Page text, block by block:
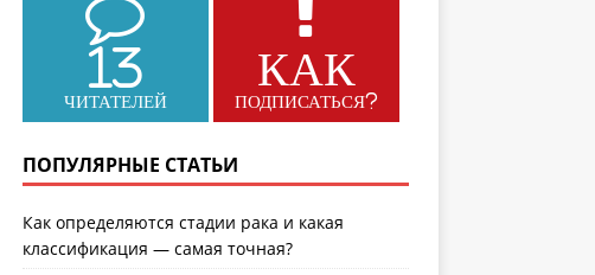
13
ЧИТАТЕЛЕЙ
КАК
ПОДПИСАТЬСЯ?
ПОПУЛЯРНЫЕ СТАТЬИ
Как определяются стадии рака и какая
классификация — самая точная?